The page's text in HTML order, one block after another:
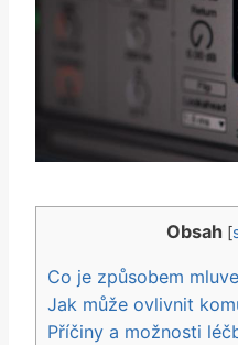
Obsah [
Co je způsobem
Jak může ovlivnit
Příčiny a možnosti